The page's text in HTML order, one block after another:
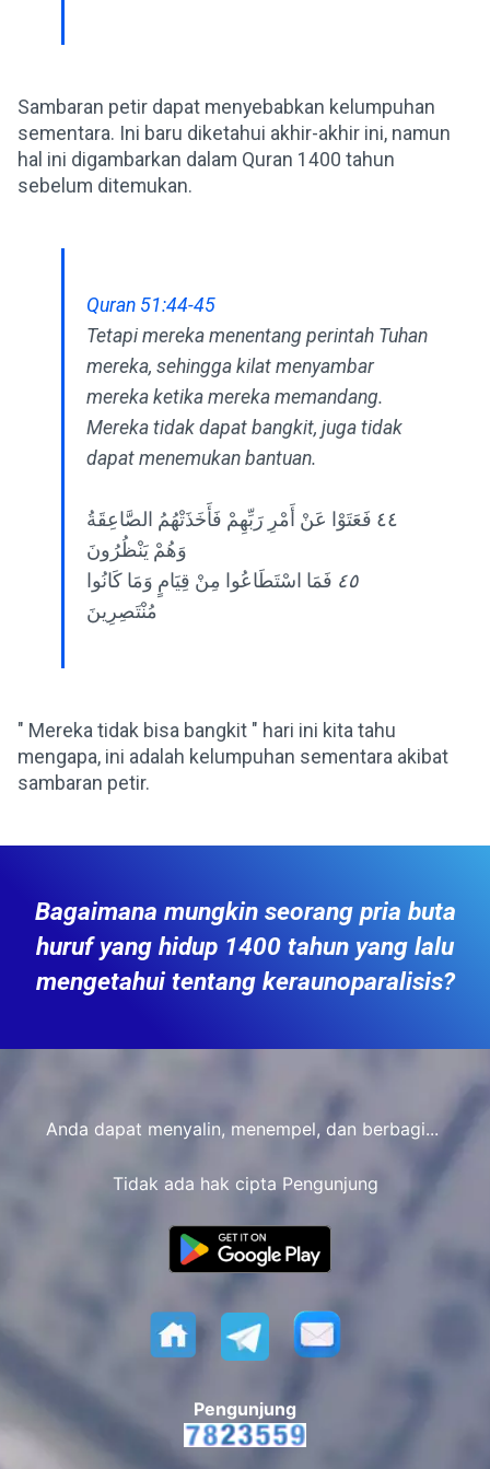
Sambaran petir dapat menyebabkan kelumpuhan
sementara. Ini baru diketahui akhir-akhir ini, namun
hal ini digambarkan dalam Quran 1400 tahun
sebelum ditemukan.
Quran 51:44-45
Tetapi mereka menentang perintah Tuhan
mereka, sehingga kilat menyambar
mereka ketika mereka memandang.
Mereka tidak dapat bangkit, juga tidak
dapat menemukan bantuan.
٤٤ فَعَتَوْا عَنْ أَمْرِ رَبِّهِمْ فَأَخَذَتْهُمُ الصَّاعِقَةُ
وَهُمْ يَنْظُرُونَ
٤٥ فَمَا اسْتَطَاعُوا مِنْ قِيَامٍ وَمَا كَانُوا
مُنْتَصِرِينَ
" Mereka tidak bisa bangkit " hari ini kita tahu
mengapa, ini adalah kelumpuhan sementara akibat
sambaran petir.
Bagaimana mungkin seorang pria buta
huruf yang hidup 1400 tahun yang lalu
mengetahui tentang keraunoparalisis?
Anda dapat menyalin, menempel, dan berbagi...
Tidak ada hak cipta Pengunjung
Pengunjung